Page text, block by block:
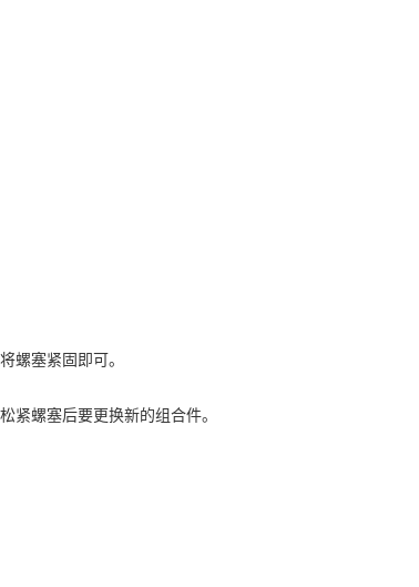
螺塞紧固即可。
紧螺塞后要更换新的组合件。